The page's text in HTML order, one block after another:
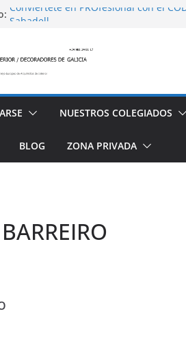
Conviértete en PROfesional con el
alojamiento y restauración
San Marcial 2025
NUESTROS COLEGIADOS
BLOG ZONA PRIVADA